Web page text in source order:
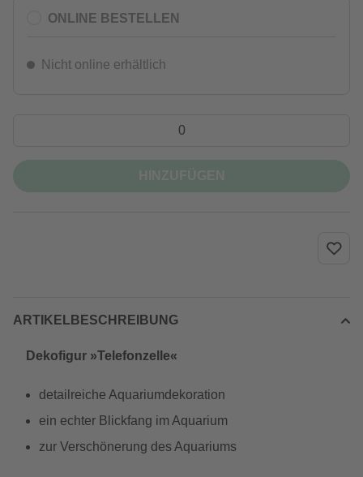
ONLINE BESTELLEN
Nicht online erhältlich
ARTIKELBESCHREIBUNG
Dekofigur »Telefonzelle«
detailreiche Aquariumdekoration
ein echter Blickfang im Aquarium
zur Verschönerung des Aquariums